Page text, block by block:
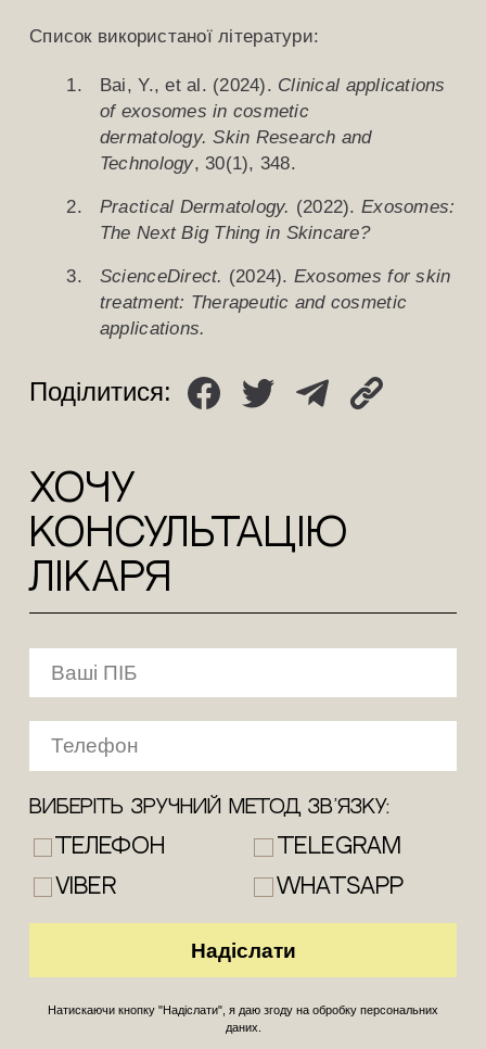
Список використаної літератури:
Bai, Y., et al. (2024). Clinical applications
of exosomes in cosmetic
dermatology. Skin Research and
Technology, 30(1), 348.
Practical Dermatology. (2022).Exosomes:
The Next Big Thing in Skincare?
ScienceDirect. (2024). Exosomes for skin
treatment: Therapeutic and cosmetic
applications.
Поділитися:
ХОЧУ
КОНСУЛЬТАЦіЮ
лікаря
Виберіть зручний метод зв’язку:
Телефон
Telegram
Viber
WhatsApp
Натискаючи кнопку "Надіслати", я даю згоду на обробку персональних
даних.